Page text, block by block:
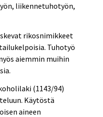
liikennetuhotyön,
rikosnimikkeet
Tuhotyö
aiemmin muihin
(1143/94)
Käytöstä
aineen